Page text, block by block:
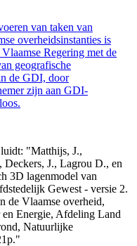
van taken van
overheidsinstanties is
Regering met de
geografische
de GDI, door
zijn aan GDI-
"Matthijs, J.,
J., Lagrou D., en
3D lagenmodel van
Gewest - versie 2.
de Vlaamse overheid,
Energie, Afdeling Land
Natuurlijke